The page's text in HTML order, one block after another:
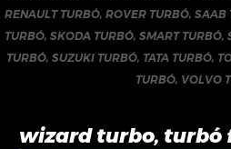
RENAULT TURBÓ,ROVER TURBÓ,SAAB
TURBÓ, SKODA TURBÓ, SMART TURBÓ,
TURBÓ,SUZUKI TURBÓ, TATA TURBÓ,
TURBÓ, VOLVO
wizard turbo, turbó